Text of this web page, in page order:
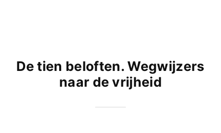
De tien beloften. Wegwijzers
naar de vrijheid